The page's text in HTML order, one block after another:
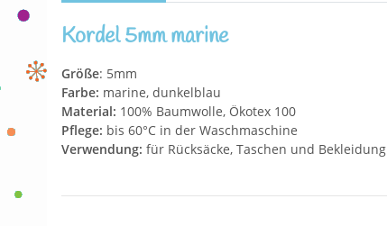
Kordel 5mm marine
Größe: 5mm
Farbe: marine, dunkelblau
Material: 100% Baumwolle, Ökotex 100
Pflege: bis 60°C in der Waschmaschine
Verwendung: für Rücksäcke, Taschen und Bekleidung